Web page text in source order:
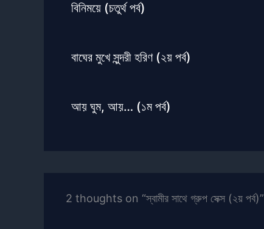
বিনিময়ে (চতুর্থ পর্ব)
বাঘের মুখে সুন্দরী হরিণ (২য় পর্ব)
আয় ঘুম, আয়… (১ম পর্ব)
2 thoughts on “স্বামীর সাথে গ্রুপ সেক্স (২য় পর্ব)”